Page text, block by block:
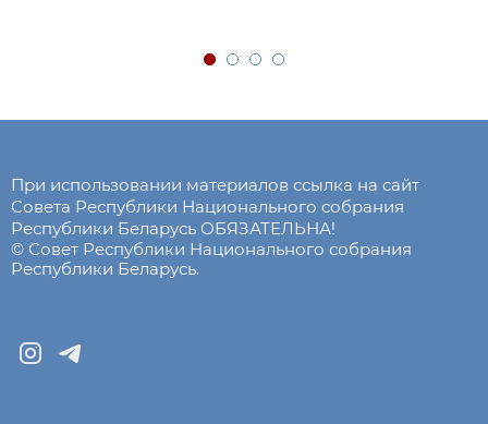
При использовании материалов ссылка на сайт
Совета Республики Национального собрания
Республики Беларусь ОБЯЗАТЕЛЬНА!
© Совет Республики Национального собрания
Республики Беларусь.